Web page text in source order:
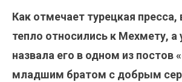
Как отмечает турецкая пресса,
тепло относились к Мехмету, а
назвала его в одном из постов
младшим братом с добрым